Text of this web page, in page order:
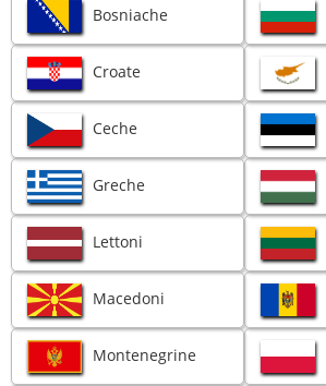
Bosniache
Croate
Ceche
Greche
Lettoni
Macedoni
Montenegrine